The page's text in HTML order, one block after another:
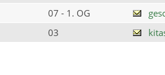
07 - 1. OG
03